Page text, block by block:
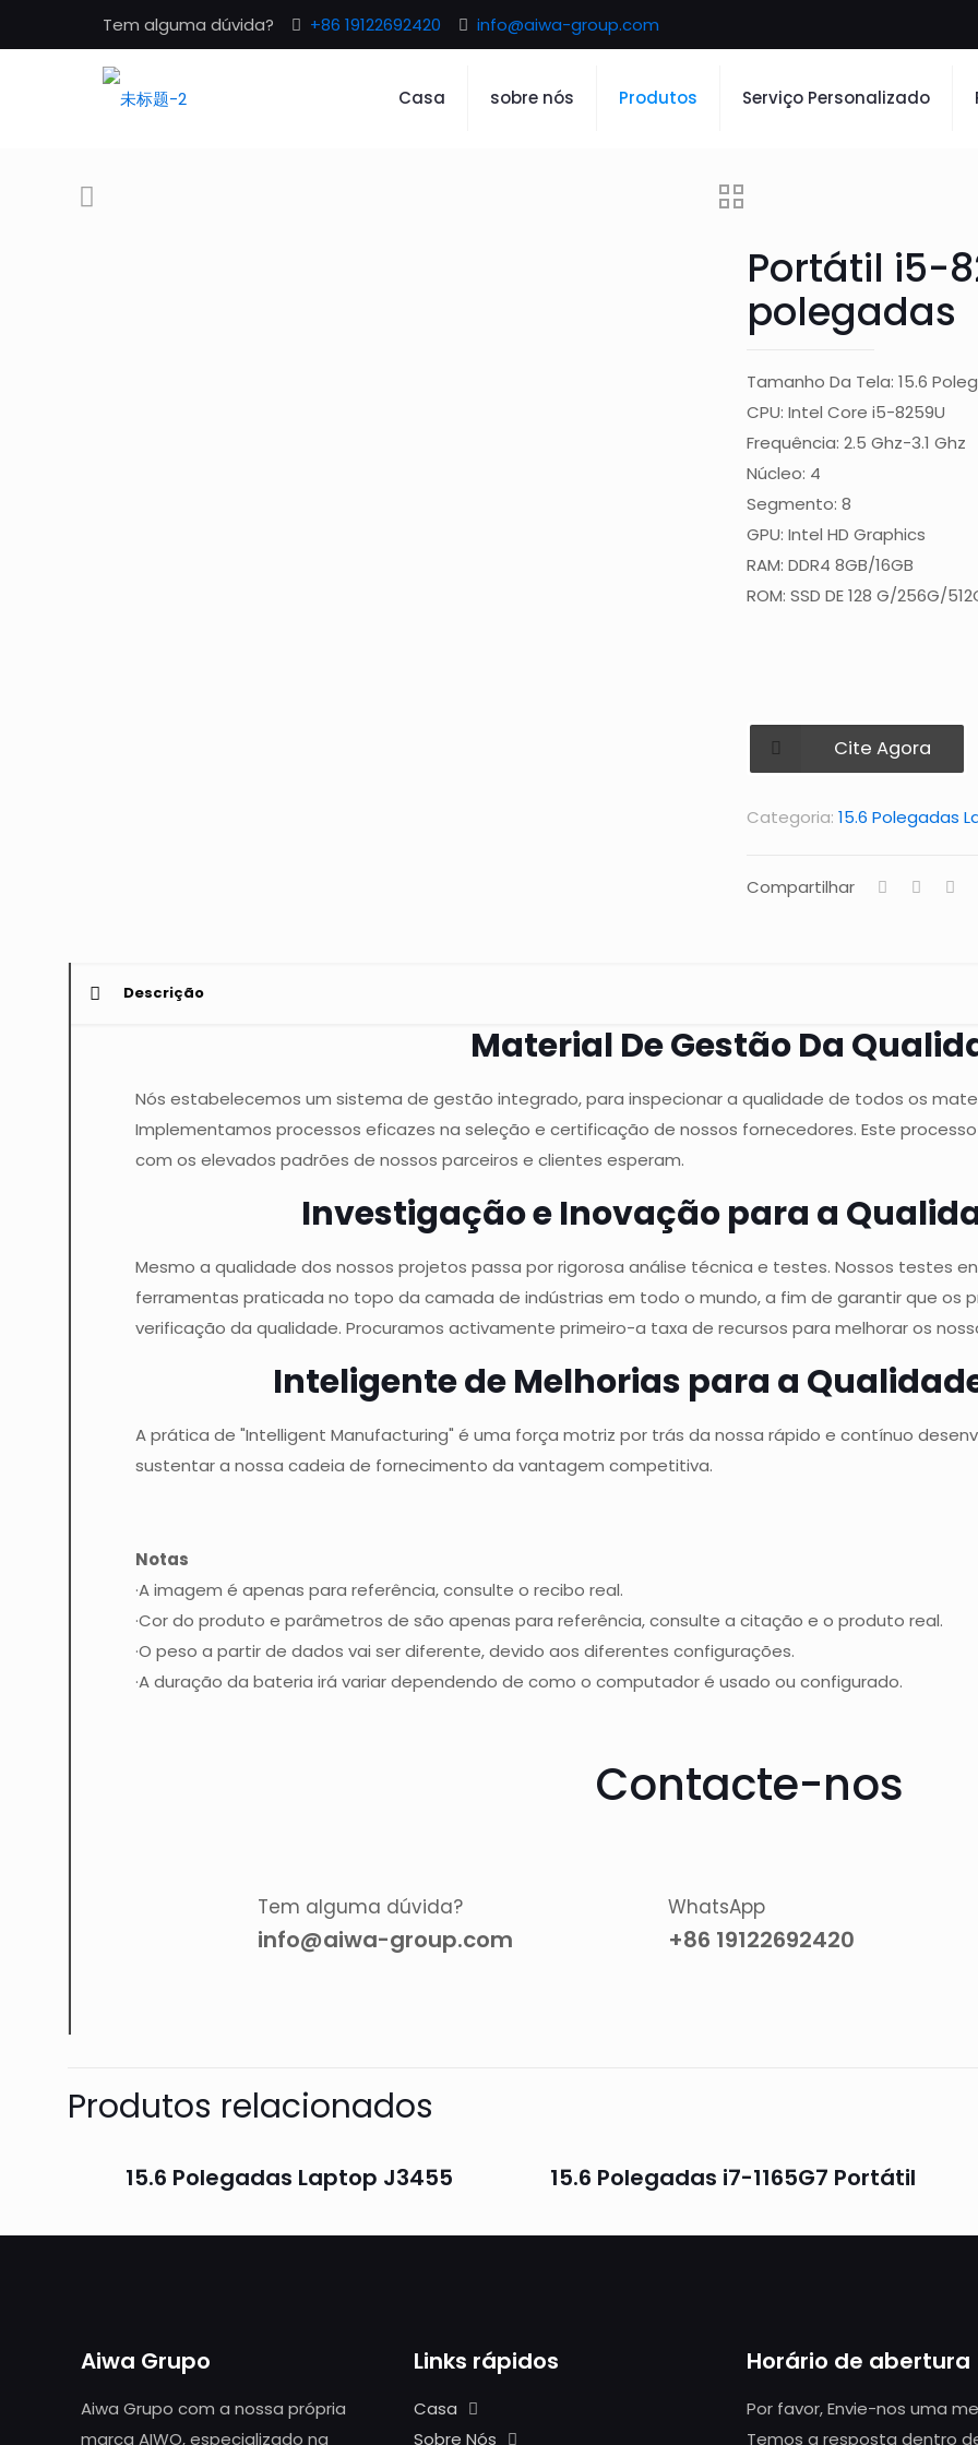
Tem alguma dúvida? +86 19122692420 info@aiwa-group.com
Casa sobre nós Produtos Serviço Personalizado
Portátil i5-
polegadas
Tamanho Da Tela: 15.6
CPU: Intel Core i5-8259U
Frequência: 2.5 Ghz-3.1 Ghz
Núcleo: 4
Segmento: 8
GPU: Intel HD Graphics
RAM: DDR4 8GB/16GB
ROM: SSD DE 128 G/256G/
Cite Agora
Categoria: 15.6 Polegadas
Compartilhar
Descrição
Material De Gestão Da
Nós estabelecemos um sistema de gestão integrado, para inspecionar a qualidade de todos os
Implementamos processos eficazes na seleção e certificação de nossos fornecedores. Este
com os elevados padrões de nossos parceiros e clientes esperam.
Investigação e Inovação para a
Mesmo a qualidade dos nossos projetos passa por rigorosa análise técnica e testes. Nossos testes
ferramentas praticada no topo da camada de indústrias em todo o mundo, a fim de garantir que os
verificação da qualidade. Procuramos activamente primeiro-a taxa de recursos para melhorar os
Inteligente de Melhorias para a
A prática de "Intelligent Manufacturing" é uma força motriz por trás da nossa rápido e contínuo
sustentar a nossa cadeia de fornecimento da vantagem competitiva.
Notas
·A imagem é apenas para referência, consulte o recibo real.
·Cor do produto e parâmetros de são apenas para referência, consulte a citação e o produto real.
·O peso a partir de dados vai ser diferente, devido aos diferentes configurações.
·A duração da bateria irá variar dependendo de como o computador é usado ou configurado.
Contacte-nos
Tem alguma dúvida?
info@aiwa-group.com
WhatsApp
+86 19122692420
Produtos relacionados
15.6 Polegadas Laptop J3455 15.6 Polegadas i7-1165G7 Portátil
Aiwa Grupo
Aiwa Grupo com a nossa própria
marca AIWO, especializado na
Links rápidos
Casa
Sobre Nós
Horário de abertura
Por favor, Envie-nos uma
Temos a resposta dentro